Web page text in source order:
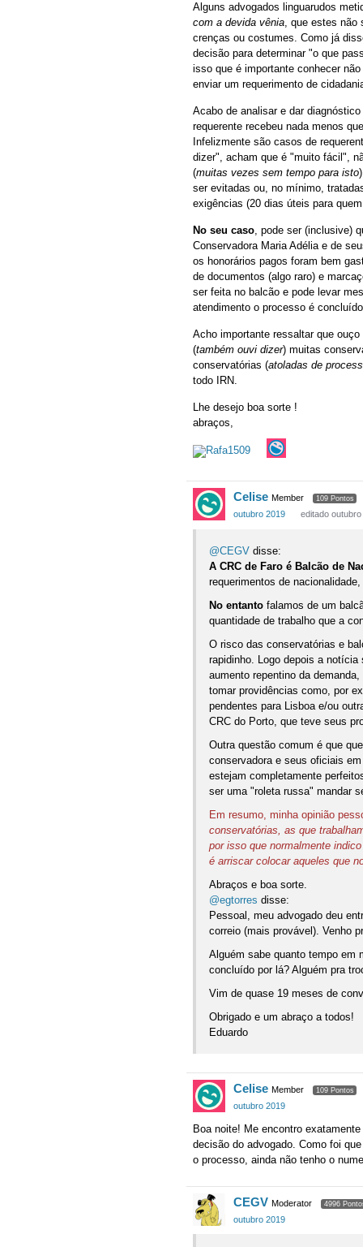
Alguns advogados linguarudos
com a devida vênia, que estes não
crenças ou costumes. Como já
decisão para determinar "o que
isso que é importante conhecer
enviar um requerimento de
Acabo de analisar e dar
requerente recebeu nada menos
Infelizmente são casos de
dizer", acham que é "muito fácil",
(muitas vezes sem tempo para isto
ser evitadas ou, no mínimo,
exigências (20 dias úteis para
No seu caso, pode ser (inclusive)
Conservadora Maria Adélia e de
os honorários pagos foram bem
de documentos (algo raro) e
ser feita no balcão e pode levar
atendimento o processo é
Acho importante ressaltar que
(também ouvi dizer) muitas
conservatórias (atoladas de
todo IRN.
Lhe desejo boa sorte !
abraços,
Celise Member 109 Pontos
outubro 2019 editado
@CEGV disse:
A CRC de Faro é Balcão de
requerimentos de
No entanto falamos de um
quantidade de trabalho que a
O risco das conservatórias e
rapidinho. Logo depois a
aumento repentino da
tomar providências como, por
pendentes para Lisboa e/ou
CRC do Porto, que teve seus
Outra questão comum é que
conservadora e seus oficiais
estejam completamente
ser uma "roleta russa" mandar
Em resumo, minha opinião
conservatórias, as que
por isso que normalmente
é arriscar colocar aqueles que
Abraços e boa sorte.
@egtorres disse:
Pessoal, meu advogado deu
correio (mais provável). Venho
Alguém sabe quanto tempo em
concluído por lá? Alguém pra
Vim de quase 19 meses de
Obrigado e um abraço a todos!
Eduardo
Celise Member 109 Pontos
outubro 2019
Boa noite! Me encontro
decisão do advogado. Como foi
o processo, ainda não tenho o
CEGV Moderator 4996
outubro 2019